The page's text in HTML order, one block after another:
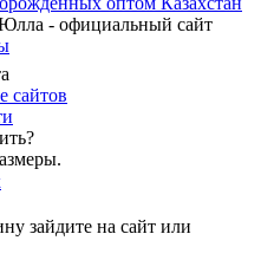
- официальный сайт
сайтов
зайдите на сайт или